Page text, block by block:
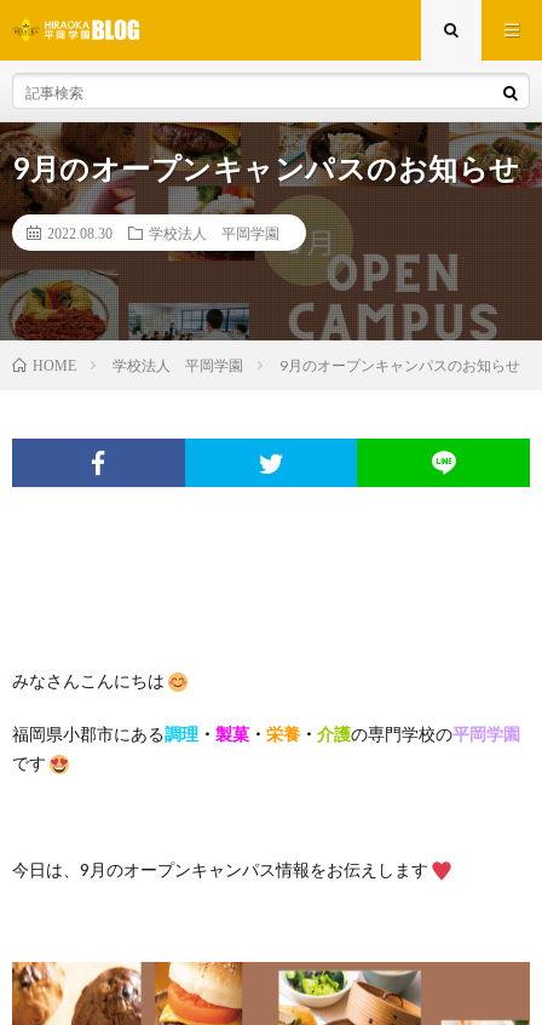
9月のオープンキャンパスのお知らせ
2022.08.30 学校法人 平岡学園
HOME 学校法人 平岡学園 9月のオープンキャンパスのお知らせ
みなさんこんにちは
福岡県小郡市にある調理 ・ 製菓 ・ 栄養 ・ 介護の専門学校の平岡学園
です
今日は、9月のオープンキャンパス情報をお伝えします